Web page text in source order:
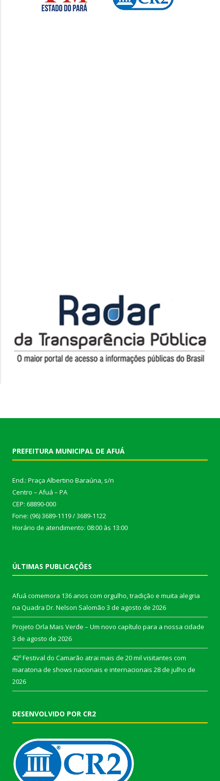
PREFEITURA MUNICIPAL DE AFUÁ
End.: Praça Albertino Baraúna, s/n
Centro – Afuá – PA
CEP: 68890-000
Fone: (96) 3689-1119 / 3689-1122
Horário de atendimento: 08:00 às 13:00
ÚLTIMAS PUBLICAÇÕES
Afuá comemora 136 anos com orgulho, tradição e muita alegria
na Quadra Dr. Nelson Salomão 3 de agosto de 2026
Projeto Orla Mais Verde – Um novo capítulo para a nossa cidade
3 de agosto de 2026
42º Festival do Camarão atrai mais de 20 mil visitantes com
maratona de shows nacionais e internacionais 28 de julho de
2026
DESENVOLVIDO POR CR2